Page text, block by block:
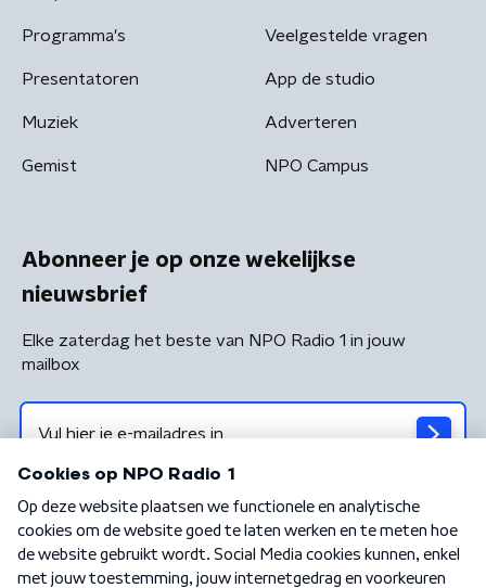
Programma's
Presentatoren
Muziek
Gemist
Veelgestelde vragen
App de studio
Adverteren
NPO Campus
Abonneer je op onze wekelijkse
nieuwsbrief
Elke zaterdag het beste van NPO Radio 1 in jouw
mailbox
Algemene voorwaarden